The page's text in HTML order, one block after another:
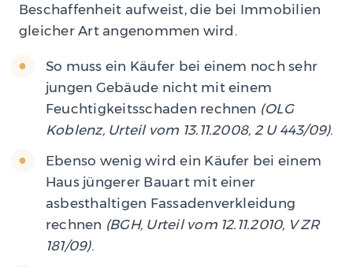
Beschaffenheit aufweist, die bei Immobilien
gleicher Art angenommen wird.
So muss ein Käufer bei einem noch sehr
jungen Gebäude nicht mit einem
Feuchtigkeitsschaden rechnen (OLG
Koblenz, Urteil vom 13.11.2008, 2 U 443/09).
Ebenso wenig wird ein Käufer bei einem
Haus jüngerer Bauart mit einer
asbesthaltigen Fassadenverkleidung
rechnen (BGH, Urteil vom 12.11.2010, V ZR
181/09).